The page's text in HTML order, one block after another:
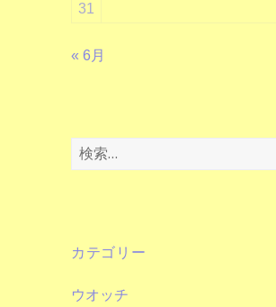
31
« 6月
検
索:
カテゴリー
ウオッチ